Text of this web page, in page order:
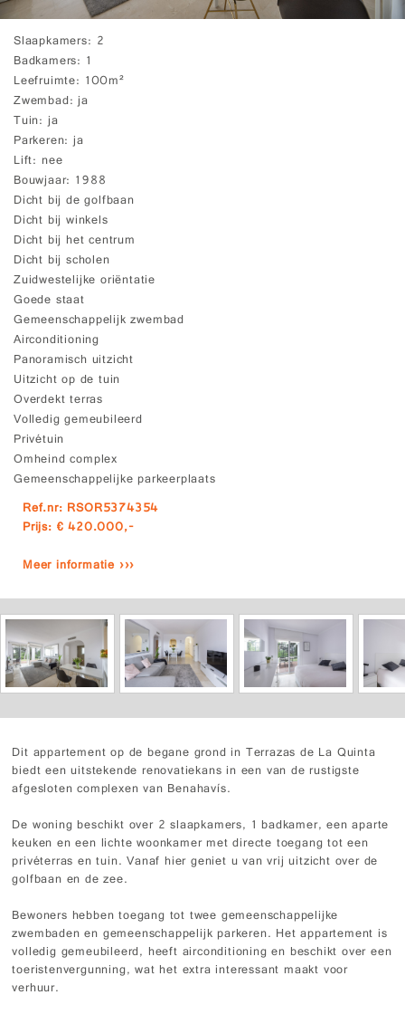
Slaapkamers 2
Badkamers 1
Leefruimte 100m²
Zwembad ja
Tuin ja
Parkeren ja
Lift nee
Bouwjaar 1988
Dicht bij de golfbaan
Dicht bij winkels
Dicht bij het centrum
Dicht bij scholen
Zuidwestelijke oriëntatie
Goede staat
Gemeenschappelijk zwembad
Airconditioning
Panoramisch uitzicht
Uitzicht op de tuin
Overdekt terras
Volledig gemeubileerd
Privétuin
Omheind complex
Gemeenschappelijke parkeerplaats
Ref.nr: RSOR5374354
Prijs: € 420.000,-
Meer informatie ›››
Dit appartement op de begane grond in Terrazas de La Quinta
biedt een uitstekende renovatiekans in een van de rustigste
afgesloten complexen van Benahavís.
De woning beschikt over 2 slaapkamers, 1 badkamer, een aparte
keuken en een lichte woonkamer met directe toegang tot een
privéterras en tuin. Vanaf hier geniet u van vrij uitzicht over de
golfbaan en de zee.
Bewoners hebben toegang tot twee gemeenschappelijke
zwembaden en gemeenschappelijk parkeren. Het appartement is
volledig gemeubileerd, heeft airconditioning en beschikt over een
toeristenvergunning, wat het extra interessant maakt voor
verhuur.